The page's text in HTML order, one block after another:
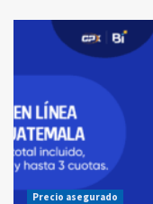
Precio asegurado